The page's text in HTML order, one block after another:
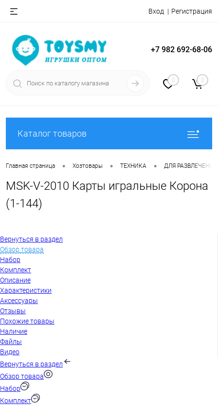
Вход Регистрация
+7 982 692-68-06
0 0
Каталог товаров
Главная страница • Хозтовары • ТЕХНИКА • ДЛЯ РАЗВЛЕЧЕНИЙ
MSK-V-2010 Карты игральные Корона
(1-144)
Вернуться в раздел
Обзор товара
Набор
Комплект
Описание
Характеристики
Аксессуары
Отзывы
Похожие товары
Наличие
Файлы
Видео
Вернуться в раздел
Обзор товара
Набор
Комплект